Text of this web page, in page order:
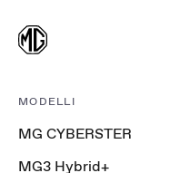
MODELLI
MG CYBERSTER
MG3 Hybrid+